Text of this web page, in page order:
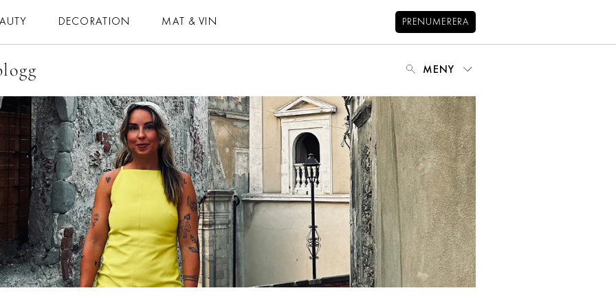
DECORATION MAT & VIN PRENUMERERA
& VIN
MAT
DRYCK
BAKNING
VEGETARISKT
RECEPT
– DAGENS
– MÅNADENS
– ÅRETS
ELLE-GALAN
NÖJE
LIFESTYLE
HÄLSA
BALANS
KIDS
KONTAKT
OM OSS
OM COOKIES
HANTERA PREFERENSER
MENY